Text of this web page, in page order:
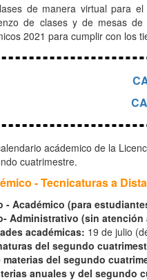
de manera virtual para
de clases y de mesas
2021 para cumplir con los
acádemico de la
cuatrimestre.
- Tecnicaturas a
- Académico (para
Administrativo (sin
académicas: 19 de julio
del segundo
del segundo
anuales y del segundo